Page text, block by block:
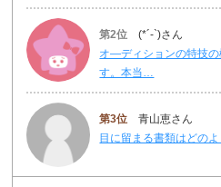
第2位 (*´-`)さん
オ―ディションの特技の
す。本当…
第3位 青山恵さん
目に留まる書類はどの